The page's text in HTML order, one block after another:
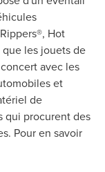
Hot
les jouets de
avec les
et
de
qui procurent des
Pour en savoir